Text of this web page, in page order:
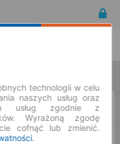
technologii w celu
naszych usług oraz
usług zgodnie z
Wyrażoną zgodę
cofnąć lub zmienić.
.